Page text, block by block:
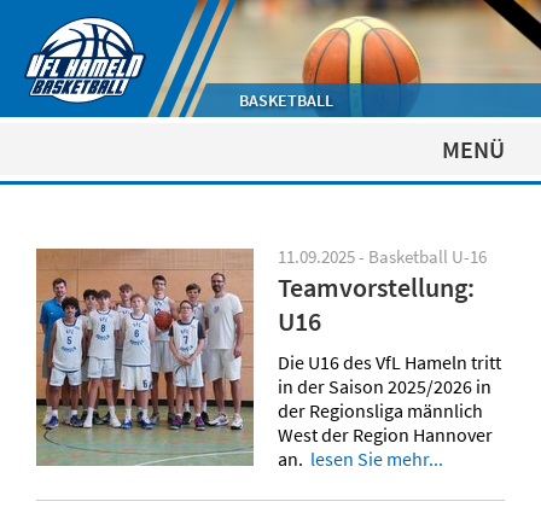
BASKETBALL
MENÜ
11.09.2025 - Basketball U-16
Teamvorstellung:
U16
Die U16 des VfL Hameln tritt
in der Saison 2025/2026 in
der Regionsliga männlich
West der Region Hannover
an. lesen Sie mehr...